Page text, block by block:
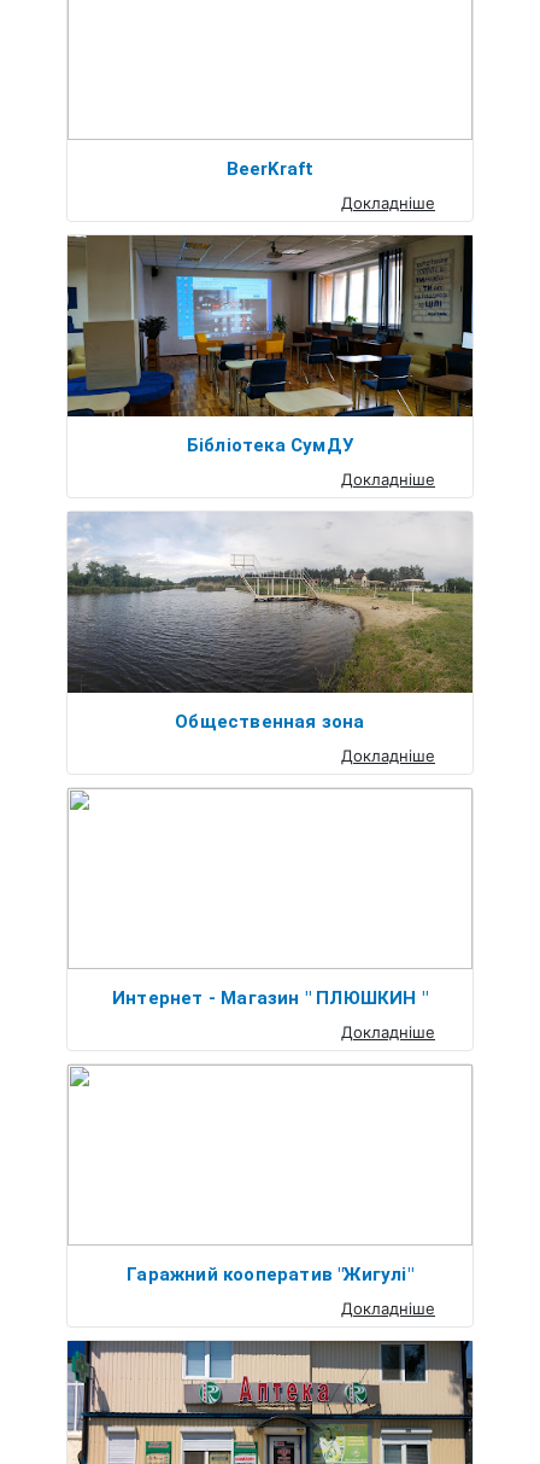
BeerKraft
Докладніше
Бібліотека СумДУ
Докладніше
Общественная зона
Докладніше
Интернет - Магазин " ПЛЮШКИН "
Докладніше
Гаражний кооператив "Жигулі"
Докладніше